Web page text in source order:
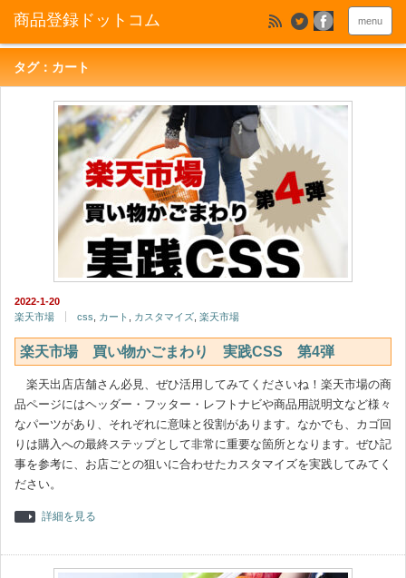
menu
タグ：カート
2022-1-20
楽天市場
css カート カスタマイズ 楽天市場
楽天市場 買い物かごまわり 実践CSS 第4弾
楽天出店店舗さん必見、ぜひ活用してみてくださいね！楽天市場の商
品ページにはヘッダー・フッター・レフトナビや商品用説明文など様々
なパーツがあり、それぞれに意味と役割があります。なかでも、カゴ回
りは購入への最終ステップとして非常に重要な箇所となります。ぜひ記
事を参考に、お店ごとの狙いに合わせたカスタマイズを実践してみてく
ださい。
詳細を見る